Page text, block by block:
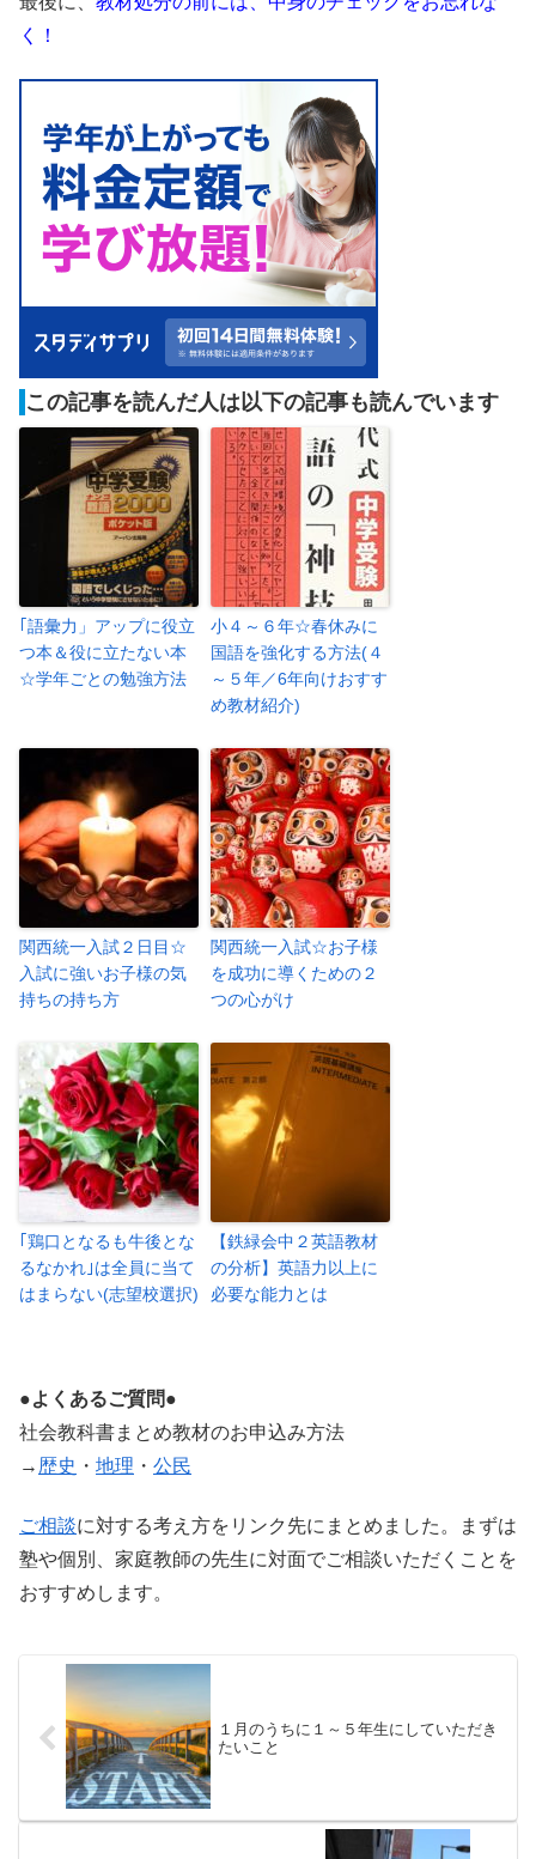
く！
この記事を読んだ人は以下の記事も読んでいます
｢語彙力」アップに役立
つ本＆役に立たない本
☆学年ごとの勉強方法
小４～６年☆春休みに
国語を強化する方法(４
～５年／6年向けおすす
め教材紹介)
関西統一入試２日目☆
入試に強いお子様の気
持ちの持ち方
関西統一入試☆お子様
を成功に導くための２
つの心がけ
｢鶏口となるも牛後とな
るなかれ｣は全員に当て
はまらない(志望校選択)
【鉄緑会中２英語教材
の分析】英語力以上に
必要な能力とは
●よくあるご質問●
社会教科書まとめ教材のお申込み方法
→ 歴史 ・ 地理 ・ 公民
ご相談に対する考え方をリンク先にまとめました。まずは
塾や個別、家庭教師の先生に対面でご相談いただくことを
おすすめします。
１月のうちに１～５年生にしていただき
たいこと